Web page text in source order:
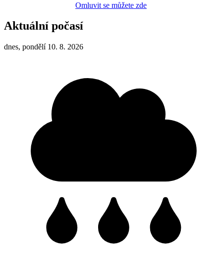
Omluvit se můžete zde
Aktuální počasí
dnes, pondělí 10. 8. 2026